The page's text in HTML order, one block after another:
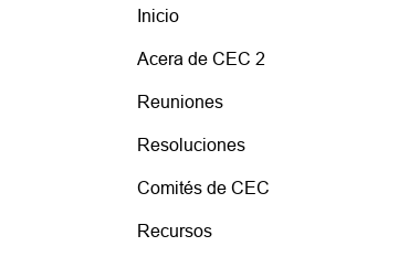
Inicio
Acera de CEC 2
Reuniones
Resoluciones
Comités de CEC
Recursos